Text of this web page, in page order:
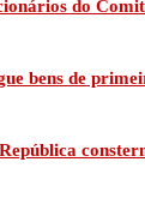
do
bens de